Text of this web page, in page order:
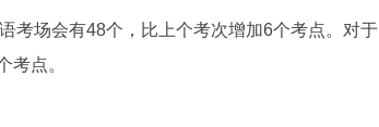
考场会有48个，比上个考次增加6个考点。对于
考点。